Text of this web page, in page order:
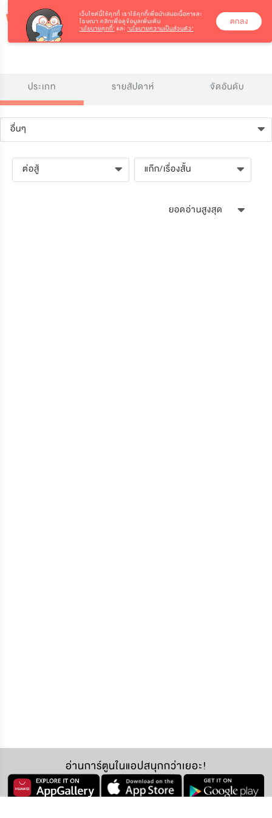
ประเภท รายสัปดาห์ จัดอันดับ
อื่นๆ
ต่อสู้ แก๊ก/เรื่องสั้น
ยอดอ่านสูงสุด
เว็บไซต์นี้ใช้คุกกี้ เราใช้คุกกี้เพื่อนำเสนอเนื้อหาและ
โฆษณา คลิกเพื่อดูข้อมูลเพิ่มเติม
‘นโยบายคุกกี้’ และ ‘นโยบายความเป็นส่วนตัว’
ตกลง
อ่านการ์ตูนในแอปสนุกกว่าเยอะ!